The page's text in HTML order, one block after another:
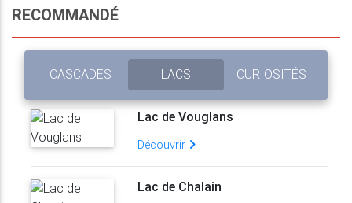
RECOMMANDÉ
CASCADES LACS CURIOSITÉS
Lac de Vouglans
Découvrir
Lac de Chalain